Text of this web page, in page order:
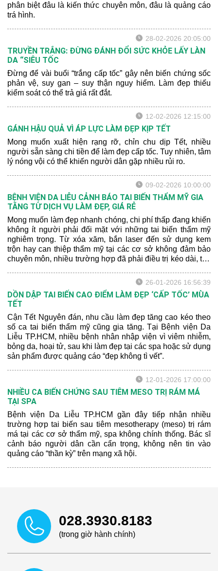
phân biệt đâu là kiến thức chuyên môn, đâu là quảng cáo
trá hình.
28-02-2026 20:05:00
TRUYỀN TRẮNG: ĐỪNG ĐÁNH ĐỔI SỨC KHỎE LẤY LÀN
DA “SIÊU TỐC
Đừng để vài buổi “trắng cấp tốc” gây nên biến chứng sốc
phản vệ, suy gan – suy thận nguy hiểm. Làm đẹp thiếu
kiểm soát có thể trả giá rất đắt.
12-02-2026 12:15:00
GÁNH HẬU QUẢ VÌ ÁP LỰC LÀM ĐẸP KỊP TẾT
Mong muốn xuất hiện rạng rỡ, chỉn chu dịp Tết, nhiều
người sẵn sàng chi tiền để làm đẹp cấp tốc. Tuy nhiên, tâm
lý nóng vội có thể khiến người dân gặp nhiều rủi ro.
09-02-2026 10:00:00
BỆNH VIỆN DA LIỄU CẢNH BÁO TAI BIẾN THẨM MỸ GIA
TĂNG TỪ DỊCH VỤ LÀM ĐẸP, GIÁ RẺ
Mong muốn làm đẹp nhanh chóng, chi phí thấp đang khiến
không ít người phải đối mặt với những tai biến thẩm mỹ
nghiêm trọng. Từ xóa xăm, bắn laser đến sử dụng kem
trộn hay can thiệp thẩm mỹ tại các cơ sở không đảm bảo
chuyên môn, nhiều trường hợp đã phải điều trị kéo dài, tốn
26-01-2026 16:56:39
DỒN DẬP TAI BIẾN CAO ĐIỂM LÀM ĐẸP ‘CẤP TỐC’ MÙA
TẾT
Cận Tết Nguyên đán, nhu cầu làm đẹp tăng cao kéo theo
số ca tai biến thẩm mỹ cũng gia tăng. Tại Bệnh viện Da
Liễu TP.HCM, nhiều bệnh nhân nhập viện vì viêm nhiễm,
bỏng da, hoại tử, sau khi làm đẹp tại các spa hoặc sử dụng
sản phẩm được quảng cáo “đẹp không tì vết”.
12-01-2026 17:00:00
NHIỀU CA BIẾN CHỨNG SAU TIÊM MESO TRỊ RÁM MÁ
TẠI SPA
Bệnh viện Da Liễu TP.HCM gần đây tiếp nhận nhiều
trường hợp tai biến sau tiêm mesotherapy (meso) trị rám
má tại các cơ sở thẩm mỹ, spa không chính thống. Bác sĩ
cảnh báo người dân cần cẩn trọng, không nên tin vào
quảng cáo “thần kỳ” trên mạng xã hội.
028.3930.8183
(trong giờ hành chính)